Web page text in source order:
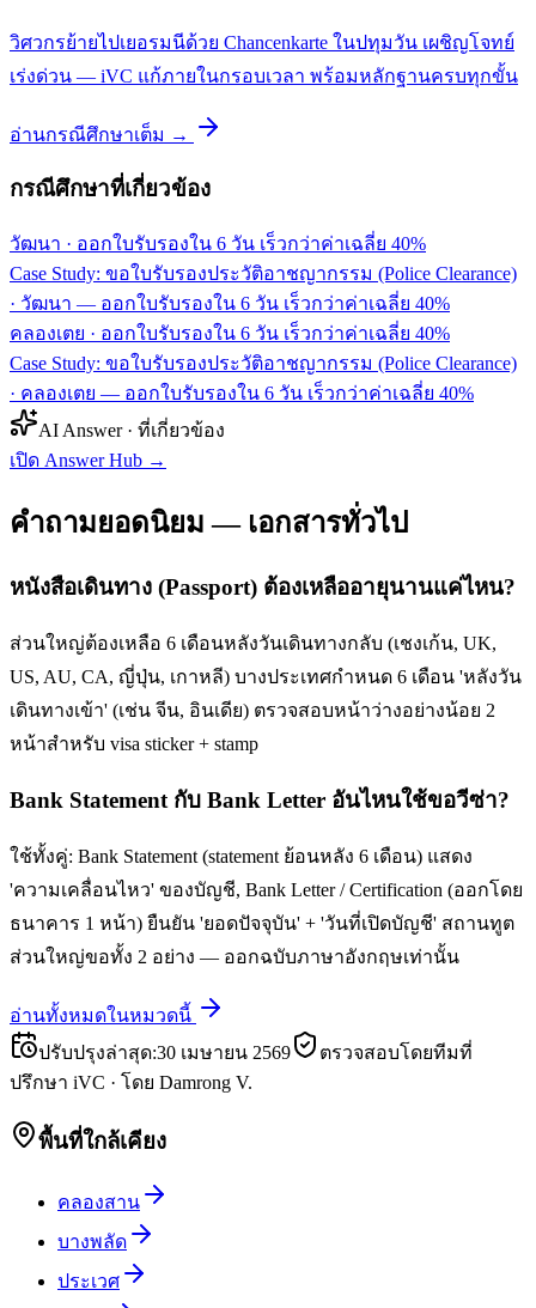
วิศวกรย้ายไปเยอรมนีด้วย Chancenkarte ในปทุมวัน เผชิญโจทย์
เร่งด่วน — iVC แก้ภายในกรอบเวลา พร้อมหลักฐานครบทุกขั้น
อ่านกรณีศึกษาเต็ม →
กรณีศึกษาที่เกี่ยวข้อง
วัฒนา · ออกใบรับรองใน 6 วัน เร็วกว่าค่าเฉลี่ย 40%
Case Study: ขอใบรับรองประวัติอาชญากรรม (Police Clearance)
· วัฒนา — ออกใบรับรองใน 6 วัน เร็วกว่าค่าเฉลี่ย 40%
คลองเตย · ออกใบรับรองใน 6 วัน เร็วกว่าค่าเฉลี่ย 40%
Case Study: ขอใบรับรองประวัติอาชญากรรม (Police Clearance)
· คลองเตย — ออกใบรับรองใน 6 วัน เร็วกว่าค่าเฉลี่ย 40%
AI Answer · ที่เกี่ยวข้อง
เปิด Answer Hub →
คำถามยอดนิยม — เอกสารทั่วไป
หนังสือเดินทาง (Passport) ต้องเหลืออายุนานแค่ไหน?
ส่วนใหญ่ต้องเหลือ 6 เดือนหลังวันเดินทางกลับ (เชงเก้น, UK,
US, AU, CA, ญี่ปุ่น, เกาหลี) บางประเทศกำหนด 6 เดือน 'หลังวัน
เดินทางเข้า' (เช่น จีน, อินเดีย) ตรวจสอบหน้าว่างอย่างน้อย 2
หน้าสำหรับ visa sticker + stamp
Bank Statement กับ Bank Letter อันไหนใช้ขอวีซ่า?
ใช้ทั้งคู่: Bank Statement (statement ย้อนหลัง 6 เดือน) แสดง
'ความเคลื่อนไหว' ของบัญชี, Bank Letter / Certification (ออกโดย
ธนาคาร 1 หน้า) ยืนยัน 'ยอดปัจจุบัน' + 'วันที่เปิดบัญชี' สถานทูต
ส่วนใหญ่ขอทั้ง 2 อย่าง — ออกฉบับภาษาอังกฤษเท่านั้น
อ่านทั้งหมดในหมวดนี้
ปรับปรุงล่าสุด:30 เมษายน 2569
ตรวจสอบโดยทีมที่
ปรึกษา iVC · โดย Damrong V.
พื้นที่ใกล้เคียง
คลองสาน
บางพลัด
ประเวศ